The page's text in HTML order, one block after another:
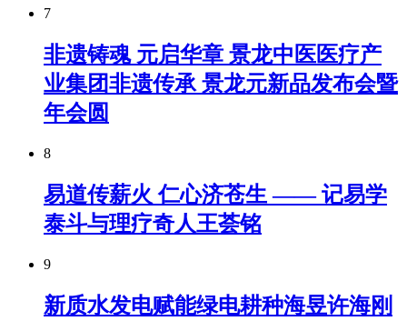
7
非遗铸魂 元启华章 景龙中医医疗产
业集团非遗传承 景龙元新品发布会暨
年会圆
8
易道传薪火 仁心济苍生 —— 记易学
泰斗与理疗奇人王荟铭
9
新质水发电赋能绿电耕种海昱许海刚